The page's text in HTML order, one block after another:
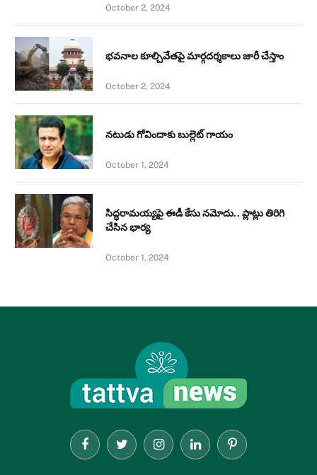
October 2, 2024
భవనాల కూల్చివేతపై మార్గదర్శకాలు జారీ చేస్తాం
October 2, 2024
నటుడు గోవిందాకు బుల్లెట్ గాయం
October 1, 2024
సిద్ధరామయ్యపై ఈడీ కేసు నమోదు.. ప్లాట్లు తిరిగి
చేసిన భార్య
October 1, 2024
FacebookTwitter InstagramLinkedInPinterest